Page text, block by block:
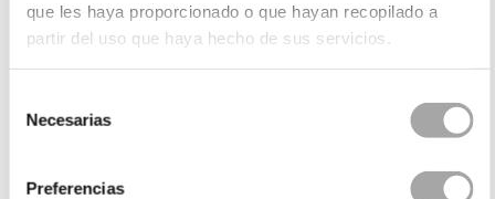
que les haya proporcionado o que hayan recopilado a
partir del uso que haya hecho de sus servicios.
Necesarias
Preferencias